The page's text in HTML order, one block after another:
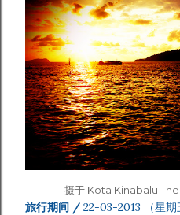
摄于 Kota Kinabalu
旅行期间 / 22-03-2013 （星